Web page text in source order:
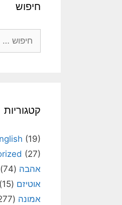
חיפוש
קטגוריות
(19)
(27)
אהבה (74)
אוטיזם (15)
אמונה (1,277)